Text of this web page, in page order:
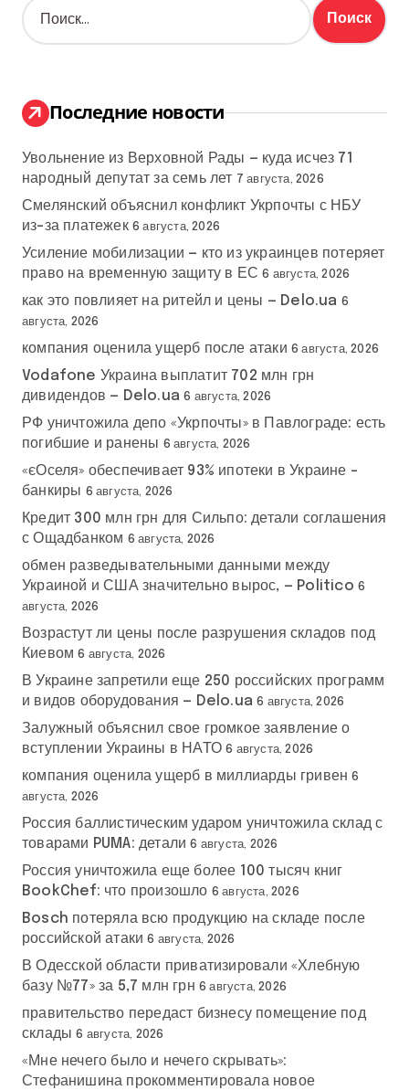
Н
а
:
Последние новости
Увольнение из Верховной Рады — куда исчез 71
народный депутат за семь лет 7 августа, 2026
Смелянский объяснил конфликт Укрпочты с НБУ
из-за платежек 6 августа, 2026
Усиление мобилизации — кто из украинцев потеряет
право на временную защиту в ЕС 6 августа, 2026
как это повлияет на ритейл и цены — Delo.ua 6
августа, 2026
компания оценила ущерб после атаки 6 августа, 2026
Vodafone Украина выплатит 702 млн грн
дивидендов — Delo.ua 6 августа, 2026
РФ уничтожила депо «Укрпочты» в Павлограде: есть
погибшие и ранены 6 августа, 2026
«єОселя» обеспечивает 93% ипотеки в Украине –
банкиры 6 августа, 2026
Кредит 300 млн грн для Сильпо: детали соглашения
с Ощадбанком 6 августа, 2026
обмен разведывательными данными между
Украиной и США значительно вырос, — Politico 6
августа, 2026
Возрастут ли цены после разрушения складов под
Киевом 6 августа, 2026
В Украине запретили еще 250 российских программ
и видов оборудования — Delo.ua 6 августа, 2026
Залужный объяснил свое громкое заявление о
вступлении Украины в НАТО 6 августа, 2026
компания оценила ущерб в миллиарды гривен 6
августа, 2026
Россия баллистическим ударом уничтожила склад с
товарами PUMA: детали 6 августа, 2026
Россия уничтожила еще более 100 тысяч книг
BookChef: что произошло 6 августа, 2026
Bosch потеряла всю продукцию на складе после
российской атаки 6 августа, 2026
В Одесской области приватизировали «Хлебную
базу №77» за 5,7 млн грн 6 августа, 2026
правительство передаст бизнесу помещение под
склады 6 августа, 2026
«Мне нечего было и нечего скрывать»:
Стефанишина прокомментировала новое